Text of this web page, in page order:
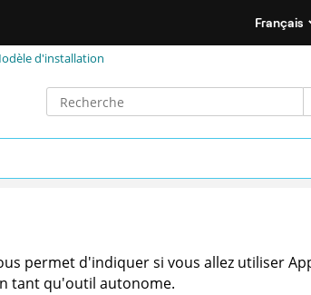
d'installation
permet d'indiquer si vous allez utiliser
tant qu'outil autonome.